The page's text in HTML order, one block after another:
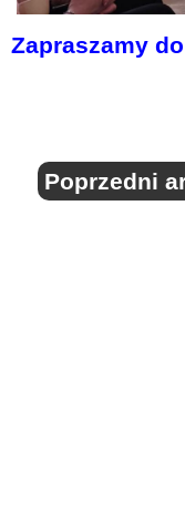
Zapraszamy
Poprzedni